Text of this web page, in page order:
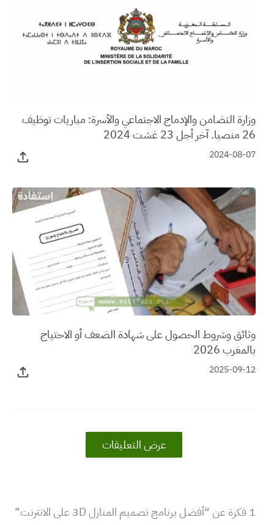
وزارة التضامن والإدماج الاجتماعي والأسرة: مباريات توظيف
26 منصبا. آخر أجل 23 غشت 2024
2024-08-07
وثائق وشروط الحصول على شهادة الضعف أو الاحتياج
بالمغرب 2026
2025-09-12
عرض التعليقات
1 فكرة عن “أفضل برنامج تصميم المنازل 3D على الانترنت”